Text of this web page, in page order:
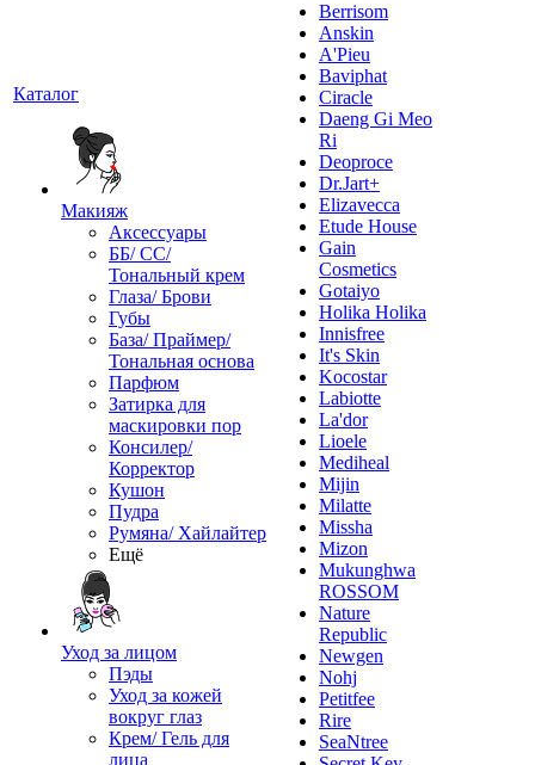
Каталог
Макияж
Аксессуары
ББ/ СС/
Тональный крем
Глаза/ Брови
Губы
База/ Праймер/
Тональная основа
Парфюм
Затирка для
маскировки пор
Консилер/
Корректор
Кушон
Пудра
Румяна/ Хайлайтер
Ещё
Уход за лицом
Пэды
Уход за кожей
вокруг глаз
Крем/ Гель для
лица
Berrisom
Anskin
A'Pieu
Baviphat
Ciracle
Daeng Gi Meo
Ri
Deoproce
Dr.Jart+
Elizavecca
Etude House
Gain
Cosmetics
Gotaiyo
Holika Holika
Innisfree
It's Skin
Kocostar
Labiotte
La'dor
Lioele
Mediheal
Mijin
Milatte
Missha
Mizon
Mukunghwa
ROSSOM
Nature
Republic
Newgen
Nohj
Petitfee
Rire
SeaNtree